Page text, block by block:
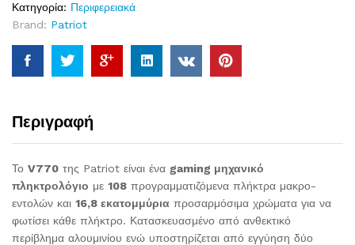
Κατηγορία: Περιφερειακά
Brand: Patriot
Περιγραφή
Το V770 της Patriot είναι ένα gaming μηχανικό
πληκτρολόγιο με 108 προγραμματιζόμενα πλήκτρα μακρο-
εντολών και 16,8 εκατομμύρια προσαρμόσιμα χρώματα για να
φωτίσει κάθε πλήκτρο. Κατασκευασμένο από ανθεκτικό
περίβλημα αλουμινίου ενώ υποστηρίζεται από εγγύηση δύο